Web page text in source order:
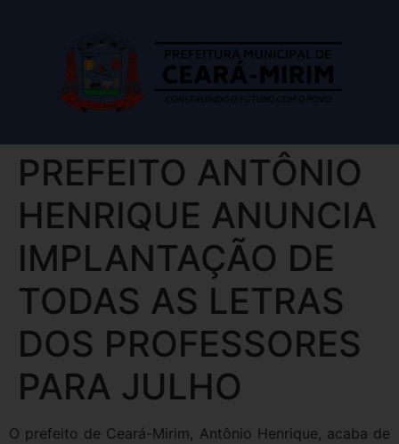
PREFEITO ANTÔNIO
HENRIQUE ANUNCIA
IMPLANTAÇÃO DE
TODAS AS LETRAS
DOS PROFESSORES
PARA JULHO
O prefeito de Ceará-Mirim, Antônio Henrique, acaba de